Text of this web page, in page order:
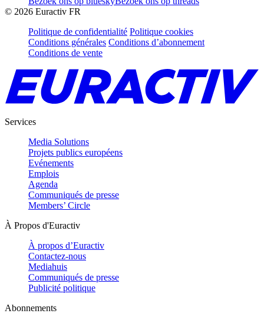
© 2026 Euractiv FR
Politique de confidentialité Politique cookies
Conditions générales Conditions d’abonnement
Conditions de vente
Services
Media Solutions
Projets publics européens
Evénements
Emplois
Agenda
Communiqués de presse
Members’ Circle
À Propos d'Euractiv
À propos d’Euractiv
Contactez-nous
Mediahuis
Communiqués de presse
Publicité politique
Abonnements